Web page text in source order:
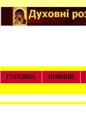
ГОЛОВНА НОВИНИ